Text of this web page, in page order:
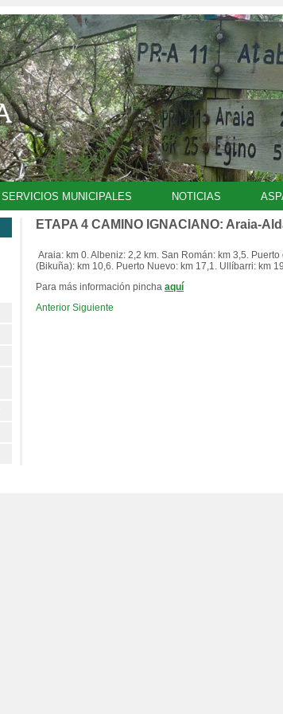
SERVICIOS MUNICIPALES NOTICIAS
ETAPA 4 CAMINO IGNACIANO: Araia-
Araia: km 0. Albeniz: 2,2 km. San Román: km 3,5. Puerto
(Bikuña): km 10,6. Puerto Nuevo: km 17,1. Ullíbarri: km
Para más información pincha aquí
Anterior Siguiente